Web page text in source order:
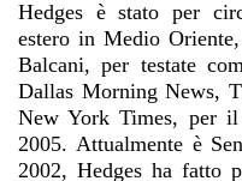
Hedges è stato per
estero in Medio
Balcani, per testate
Dallas Morning News,
New York Times, per
2005. Attualmente è
2002, Hedges ha fatto